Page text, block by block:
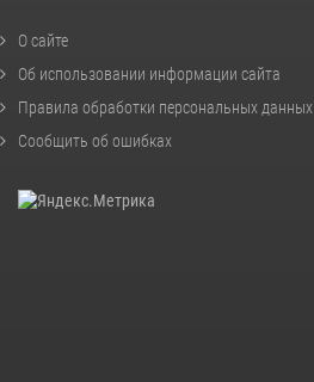
О сайте
Об использовании информации сайта
Правила обработки персональных данных
Сообщить об ошибках